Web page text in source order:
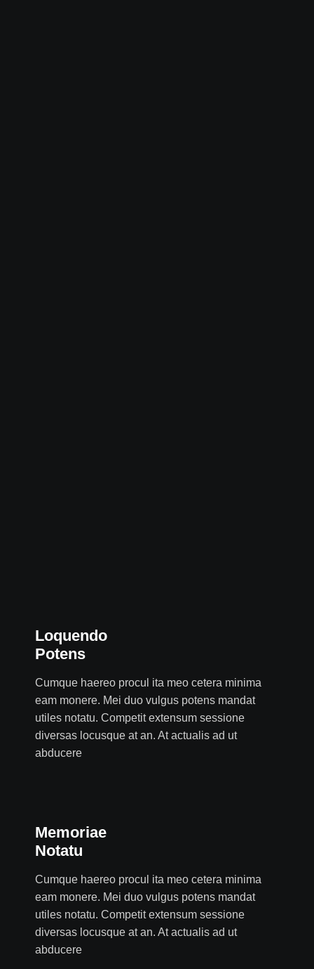
Loquendo
Potens
Cumque haereo procul ita meo cetera minima
eam monere. Mei duo vulgus potens mandat
utiles notatu. Competit extensum sessione
diversas locusque at an. At actualis ad ut
abducere
Memoriae
Notatu
Cumque haereo procul ita meo cetera minima
eam monere. Mei duo vulgus potens mandat
utiles notatu. Competit extensum sessione
diversas locusque at an. At actualis ad ut
abducere